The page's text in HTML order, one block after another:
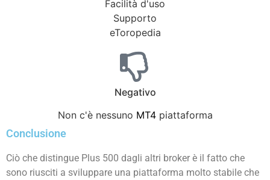
Facilità d'uso
Supporto
eToropedia
Negativo
Non c'è nessuno MT4piattaforma
Conclusione
Ciò che distingue Plus 500 dagli altri broker è il fatto che
sono riusciti a sviluppare una piattaforma molto stabile che